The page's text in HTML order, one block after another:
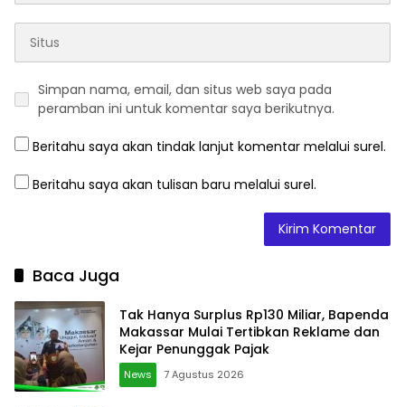
Simpan nama, email, dan situs web saya pada
peramban ini untuk komentar saya berikutnya.
Beritahu saya akan tindak lanjut komentar melalui surel.
Beritahu saya akan tulisan baru melalui surel.
Baca Juga
Tak Hanya Surplus Rp130 Miliar, Bapenda
Makassar Mulai Tertibkan Reklame dan
Kejar Penunggak Pajak
News 7 Agustus 2026